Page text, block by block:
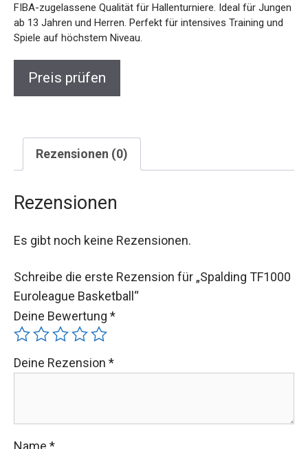
FIBA-zugelassene Qualität für Hallenturniere. Ideal für Jungen
ab 13 Jahren und Herren. Perfekt für intensives Training und
Spiele auf höchstem Niveau.
Preis prüfen
Rezensionen (0)
Rezensionen
Es gibt noch keine Rezensionen.
Schreibe die erste Rezension für „Spalding TF1000
Euroleague Basketball“
Deine Bewertung *
Deine Rezension *
Name *